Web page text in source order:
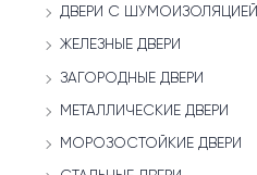
ДВЕРИ С ШУМОИЗОЛЯЦИЕЙ
ЖЕЛЕЗНЫЕ ДВЕРИ
ЗАГОРОДНЫЕ ДВЕРИ
МЕТАЛЛИЧЕСКИЕ ДВЕРИ
МОРОЗОСТОЙКИЕ ДВЕРИ